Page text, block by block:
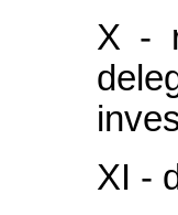
X -
XI -